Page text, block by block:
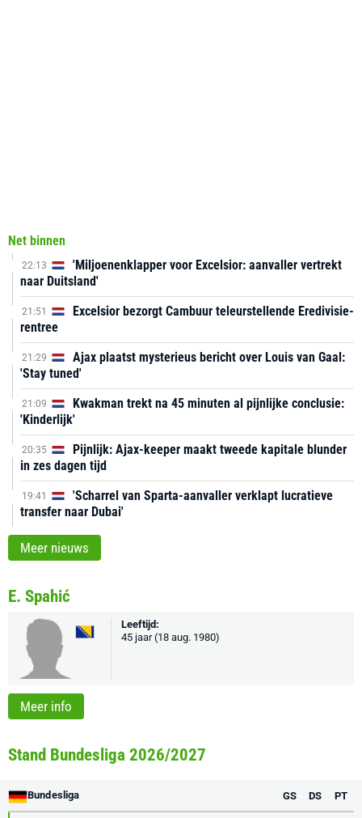
Net binnen
22:13
'Miljoenenklapper voor Excelsior: aanvaller vertrekt
naar Duitsland'
21:51
Excelsior bezorgt Cambuur teleurstellende Eredivisie-
rentree
21:29
Ajax plaatst mysterieus bericht over Louis van Gaal:
'Stay tuned'
21:09
Kwakman trekt na 45 minuten al pijnlijke conclusie:
'Kinderlijk'
20:35
Pijnlijk: Ajax-keeper maakt tweede kapitale blunder
in zes dagen tijd
19:41
'Scharrel van Sparta-aanvaller verklapt lucratieve
transfer naar Dubai'
Meer nieuws
E. Spahić
Leeftijd:
45 jaar (18 aug. 1980)
Meer info
Stand Bundesliga 2026/2027
Bundesliga GS DS PT